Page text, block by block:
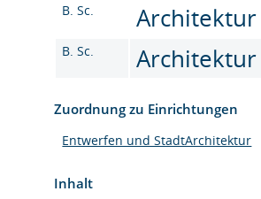
B. Sc.
Architektur
B. Sc. Architektur
Zuordnung zu Einrichtungen
Entwerfen und StadtArchitektur
Inhalt